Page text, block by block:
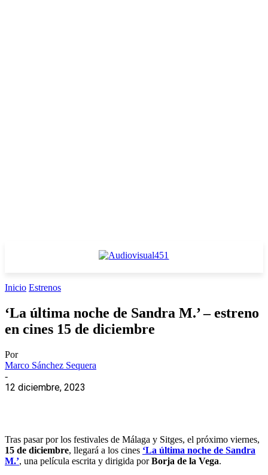
Inicio Estrenos
‘La última noche de Sandra M.’ – estreno
en cines 15 de diciembre
Por
Marco Sánchez Sequera
-
12 diciembre, 2023
Tras pasar por los festivales de Málaga y Sitges, el próximo viernes,
15 de diciembre, llegará a los cines ‘La última noche de Sandra
M.’, una película escrita y dirigida porBorja de la Vega.